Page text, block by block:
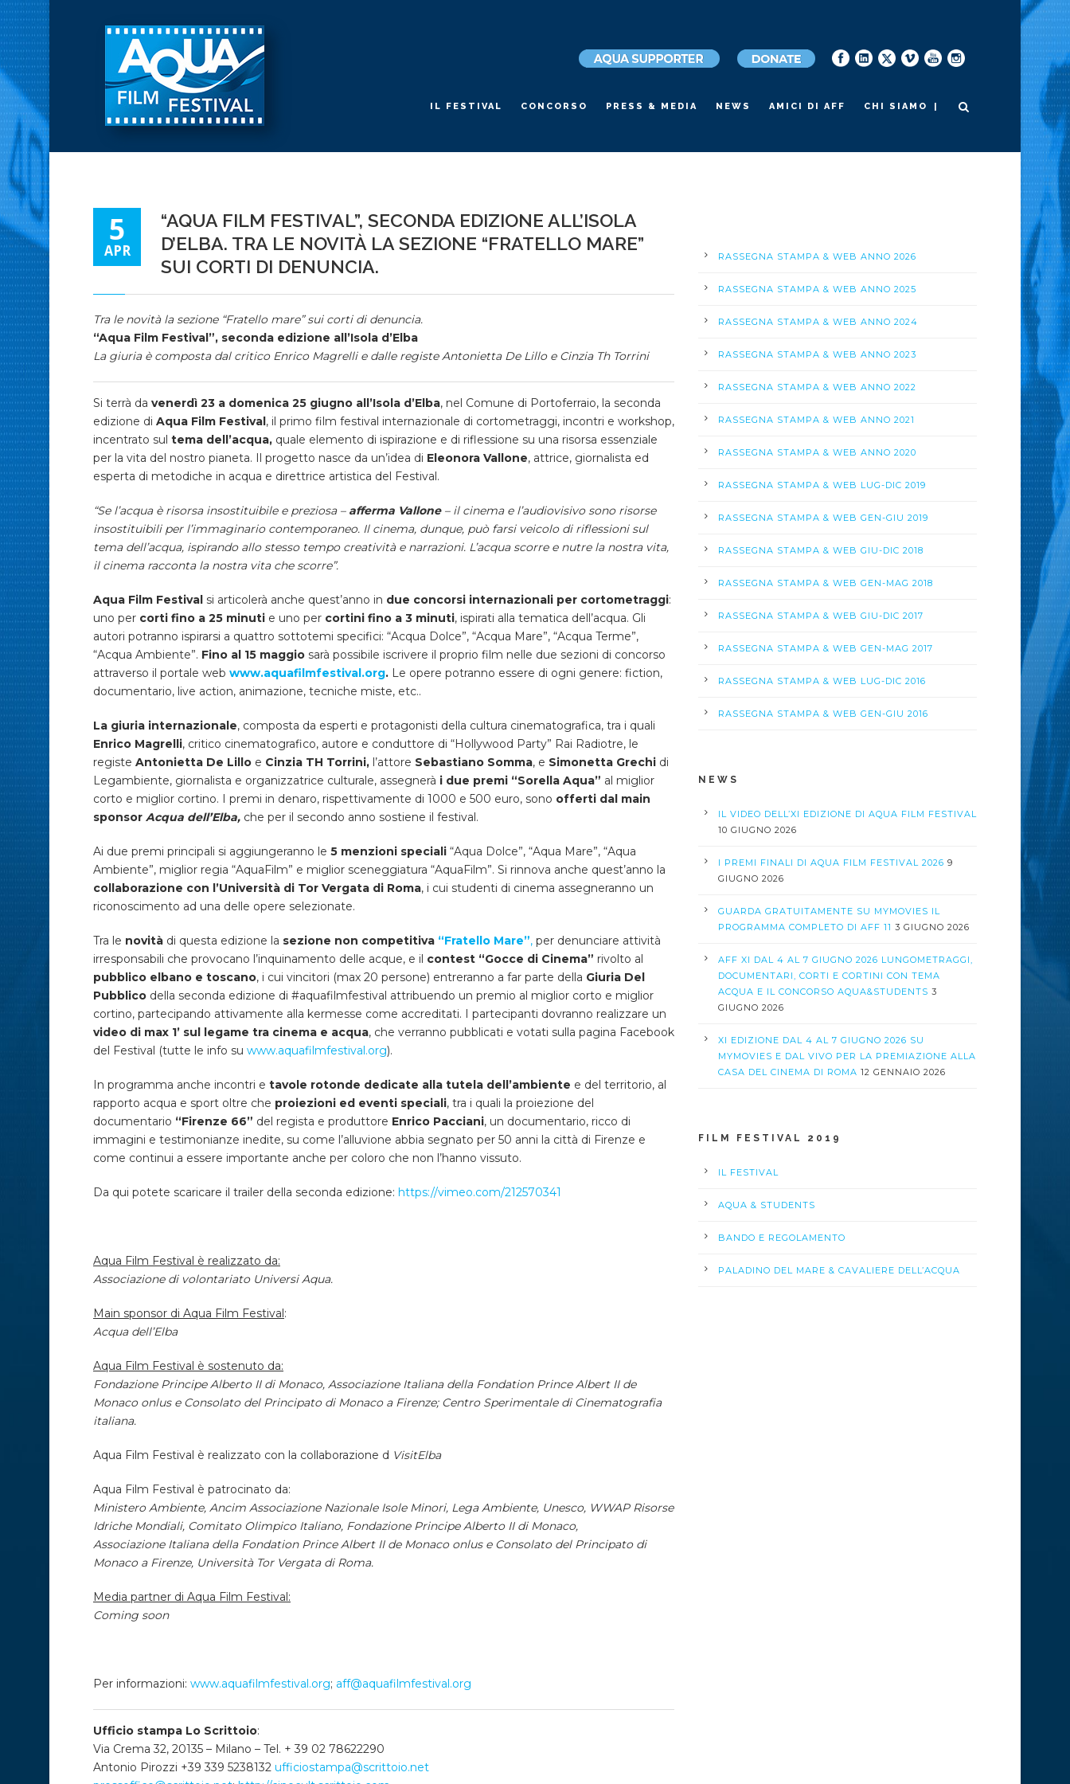
IL FESTIVAL CONCORSO PRESS & MEDIA NEWS AMICI DI AFF CHI SIAMO |
5
APR
“AQUA FILM FESTIVAL”, SECONDA EDIZIONE ALL’ISOLA
D’ELBA. TRA LE NOVITÀ LA SEZIONE “FRATELLO MARE”
SUI CORTI DI DENUNCIA.
Tra le novità la sezione “Fratello mare” sui corti di denuncia.
“Aqua Film Festival”, seconda edizione all’Isola d’Elba
La giuria è composta dal critico Enrico Magrelli e dalle registe Antonietta De Lillo e Cinzia Th Torrini
Si terrà da venerdì 23 a domenica 25 giugno all’Isola d’Elba, nel Comune di Portoferraio, la seconda
edizione di Aqua Film Festival, il primo film festival internazionale di cortometraggi, incontri e workshop,
incentrato sul tema dell’acqua, quale elemento di ispirazione e di riflessione su una risorsa essenziale
per la vita del nostro pianeta. Il progetto nasce da un’idea di Eleonora Vallone, attrice, giornalista ed
esperta di metodiche in acqua e direttrice artistica del Festival.
“Se l’acqua è risorsa insostituibile e preziosa – afferma Vallone– il cinema e l’audiovisivo sono risorse
insostituibili per l’immaginario contemporaneo. Il cinema, dunque, può farsi veicolo di riflessioni sul
tema dell’acqua, ispirando allo stesso tempo creatività e narrazioni. L’acqua scorre e nutre la nostra vita,
il cinema racconta la nostra vita che scorre”.
Aqua Film Festival si articolerà anche quest’anno in due concorsi internazionali per cortometraggi:
uno per corti fino a 25 minuti e uno per cortini fino a 3 minuti, ispirati alla tematica dell’acqua. Gli
autori potranno ispirarsi a quattro sottotemi specifici: “Acqua Dolce”, “Acqua Mare”, “Acqua Terme”,
“Acqua Ambiente”. Fino al 15 maggio sarà possibile iscrivere il proprio film nelle due sezioni di concorso
attraverso il portale web www.aquafilmfestival.org. Le opere potranno essere di ogni genere: fiction,
documentario, live action, animazione, tecniche miste, etc..
La giuria internazionale, composta da esperti e protagonisti della cultura cinematografica, tra i quali
Enrico Magrelli, critico cinematografico, autore e conduttore di “Hollywood Party” Rai Radiotre, le
registe Antonietta De Lillo e Cinzia TH Torrini, l’attore Sebastiano Somma, e Simonetta Grechi di
Legambiente, giornalista e organizzatrice culturale, assegnerà i due premi “Sorella Aqua” al miglior
corto e miglior cortino. I premi in denaro, rispettivamente di 1000 e 500 euro, sono offerti dal main
sponsor Acqua dell’Elba, che per il secondo anno sostiene il festival.
Ai due premi principali si aggiungeranno le 5 menzioni speciali “Aqua Dolce”, “Aqua Mare”, “Aqua
Ambiente”, miglior regia “AquaFilm” e miglior sceneggiatura “AquaFilm”. Si rinnova anche quest’anno la
collaborazione con l’Università di Tor Vergata di Roma, i cui studenti di cinema assegneranno un
riconoscimento ad una delle opere selezionate.
Tra le novità di questa edizione la sezione non competitiva “Fratello Mare”, per denunciare attività
irresponsabili che provocano l’inquinamento delle acque, e il contest “Gocce di Cinema” rivolto al
pubblico elbano e toscano, i cui vincitori (max 20 persone) entreranno a far parte della Giuria Del
Pubblico della seconda edizione di #aquafilmfestival attribuendo un premio al miglior corto e miglior
cortino, partecipando attivamente alla kermesse come accreditati. I partecipanti dovranno realizzare un
video di max 1’ sul legame tra cinema e acqua, che verranno pubblicati e votati sulla pagina Facebook
del Festival (tutte le info su www.aquafilmfestival.org).
In programma anche incontri e tavole rotonde dedicate alla tutela dell’ambiente e del territorio, al
rapporto acqua e sport oltre che proiezioni ed eventi speciali, tra i quali la proiezione del
documentario “Firenze 66” del regista e produttore Enrico Pacciani, un documentario, ricco di
immagini e testimonianze inedite, su come l’alluvione abbia segnato per 50 anni la città di Firenze e
come continui a essere importante anche per coloro che non l’hanno vissuto.
Da qui potete scaricare il trailer della seconda edizione: https://vimeo.com/212570341
Aqua Film Festival è realizzato da:
Associazione di volontariato Universi Aqua.
Main sponsor di Aqua Film Festival:
Acqua dell’Elba
Aqua Film Festival è sostenuto da:
Fondazione Principe Alberto II di Monaco, Associazione Italiana della Fondation Prince Albert II de
Monaco onlus e Consolato del Principato di Monaco a Firenze; Centro Sperimentale di Cinematografia
italiana.
Aqua Film Festival è realizzato con la collaborazione d VisitElba
Aqua Film Festival è patrocinato da:
Ministero Ambiente, Ancim Associazione Nazionale Isole Minori, Lega Ambiente, Unesco, WWAP Risorse
Idriche Mondiali, Comitato Olimpico Italiano, Fondazione Principe Alberto II di Monaco,
Associazione Italiana della Fondation Prince Albert II de Monaco onlus e Consolato del Principato di
Monaco a Firenze, Università Tor Vergata di Roma.
Media partner di Aqua Film Festival:
Coming soon
Per informazioni: www.aquafilmfestival.org; aff@aquafilmfestival.org
Ufficio stampa Lo Scrittoio:
Via Crema 32, 20135 – Milano – Tel. + 39 02 78622290
Antonio Pirozzi +39 339 5238132 ufficiostampa@scrittoio.net
RASSEGNA STAMPA & WEB ANNO 2026
RASSEGNA STAMPA & WEB ANNO 2025
RASSEGNA STAMPA & WEB ANNO 2024
RASSEGNA STAMPA & WEB ANNO 2023
RASSEGNA STAMPA & WEB ANNO 2022
RASSEGNA STAMPA & WEB ANNO 2021
RASSEGNA STAMPA & WEB ANNO 2020
RASSEGNA STAMPA & WEB LUG-DIC 2019
RASSEGNA STAMPA & WEB GEN-GIU 2019
RASSEGNA STAMPA & WEB GIU-DIC 2018
RASSEGNA STAMPA & WEB GEN-MAG 2018
RASSEGNA STAMPA & WEB GIU-DIC 2017
RASSEGNA STAMPA & WEB GEN-MAG 2017
RASSEGNA STAMPA & WEB LUG-DIC 2016
RASSEGNA STAMPA & WEB GEN-GIU 2016
NEWS
IL VIDEO DELL’XI EDIZIONE DI AQUA FILM FESTIVAL
10 GIUGNO 2026
I PREMI FINALI DI AQUA FILM FESTIVAL 2026 9
GIUGNO 2026
GUARDA GRATUITAMENTE SU MYMOVIES IL
PROGRAMMA COMPLETO DI AFF 11 3 GIUGNO 2026
AFF XI DAL 4 AL 7 GIUGNO 2026 LUNGOMETRAGGI,
DOCUMENTARI, CORTI E CORTINI CON TEMA
ACQUA E IL CONCORSO AQUA&STUDENTS 3
GIUGNO 2026
XI EDIZIONE DAL 4 AL 7 GIUGNO 2026 SU
MYMOVIES E DAL VIVO PER LA PREMIAZIONE ALLA
CASA DEL CINEMA DI ROMA 12 GENNAIO 2026
FILM FESTIVAL 2019
IL FESTIVAL
AQUA & STUDENTS
BANDO E REGOLAMENTO
PALADINO DEL MARE & CAVALIERE DELL’ACQUA